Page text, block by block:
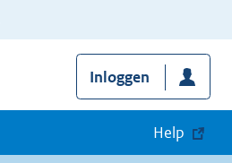
Inloggen
Help